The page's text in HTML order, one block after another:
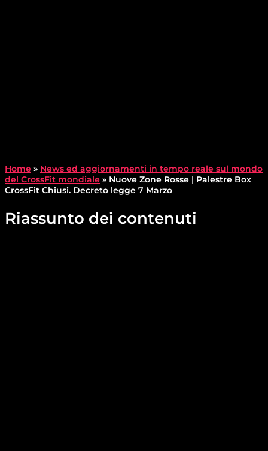
Home » News ed aggiornamenti in tempo reale sul mondo
del CrossFit mondiale » Nuove Zone Rosse | Palestre Box
CrossFit Chiusi. Decreto legge 7 Marzo
Riassunto dei contenuti